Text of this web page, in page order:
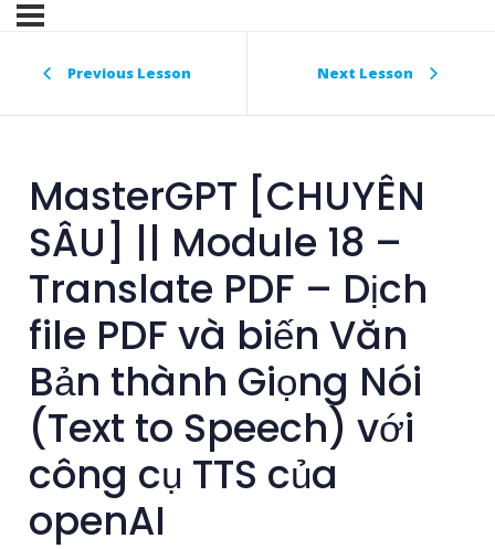
Previous Lesson Next Lesson
MasterGPT [CHUYÊN
SÂU] || Module 18 –
Translate PDF – Dịch
file PDF và biến Văn
Bản thành Giọng Nói
(Text to Speech) với
công cụ TTS của
openAI